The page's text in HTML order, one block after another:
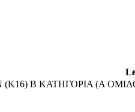
Β ΚΑΤΗΓΟΡΙΑ (Α